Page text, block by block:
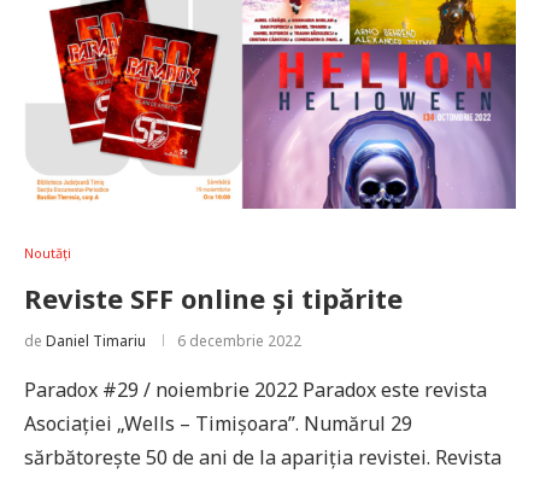
Noutăți
Reviste SFF online și tipărite
de Daniel Timariu 6 decembrie 2022
Paradox #29 / noiembrie 2022 Paradox este revista
Asociației „Wells – Timișoara”. Numărul 29
sărbătorește 50 de ani de la apariția revistei. Revista